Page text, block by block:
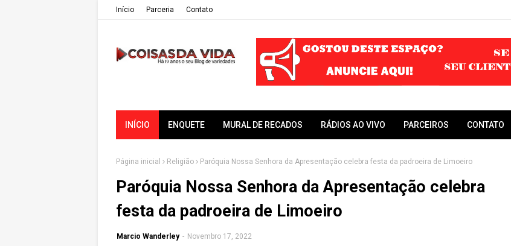
Iní­cio Parceria Contato
INÍCIO ENQUETE MURAL DE RECADOS RÁDIOS AO VIVO PARCEIROS CONTATO
Página inicial Religião Paróquia Nossa Senhora da Apresentação celebra festa da padroeira de Limoeiro
Paróquia Nossa Senhora da Apresentação celebra
festa da padroeira de Limoeiro
Marcio Wanderley - Novembro 17, 2022